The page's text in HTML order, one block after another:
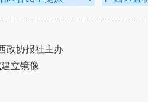
政协报社主办
立镜像